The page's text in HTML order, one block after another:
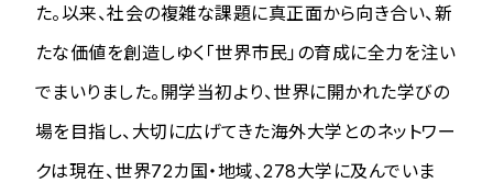
た。以来、社会の複雑な課題に真正面から向き合い、新
たな価値を創造しゆく「世界市民」の育成に全力を注い
でまいりました。開学当初より、世界に開かれた学びの
場を目指し、大切に広げてきた海外大学とのネットワー
クは現在、世界72カ国・地域、278大学に及んでいま